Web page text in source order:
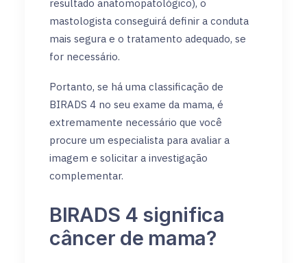
resultado anatomopatológico), o
mastologista conseguirá definir a conduta
mais segura e o tratamento adequado, se
for necessário.
Portanto, se há uma classificação de
BIRADS 4 no seu exame da mama, é
extremamente necessário que você
procure um especialista para avaliar a
imagem e solicitar a investigação
complementar.
BIRADS 4 significa
câncer de mama?